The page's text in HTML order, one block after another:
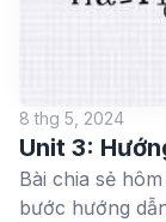
8 thg 5, 2024
Unit 3:
Bài chia sẻ
bước hướng